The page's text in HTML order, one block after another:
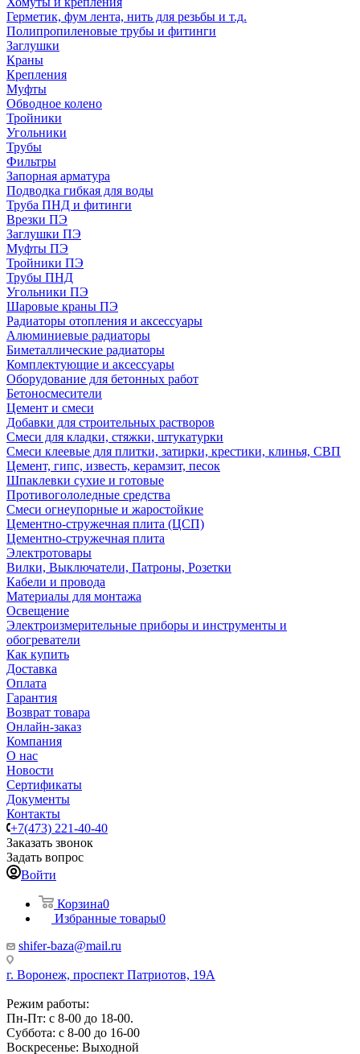
Герметик, фум лента, нить для резьбы и т.д.
Полипропиленовые трубы и фитинги
Заглушки
Краны
Крепления
Муфты
Обводное колено
Тройники
Угольники
Трубы
Фильтры
Запорная арматура
Подводка гибкая для воды
Труба ПНД и фитинги
Врезки ПЭ
Заглушки ПЭ
Муфты ПЭ
Тройники ПЭ
Трубы ПНД
Угольники ПЭ
Шаровые краны ПЭ
Радиаторы отопления и аксессуары
Алюминиевые радиаторы
Биметаллические радиаторы
Комплектующие и аксессуары
Оборудование для бетонных работ
Бетоносмесители
Цемент и смеси
Добавки для строительных растворов
Смеси для кладки, стяжки, штукатурки
Смеси клеевые для плитки, затирки, крестики, клинья, СВП
Цемент, гипс, известь, керамзит, песок
Шпаклевки сухие и готовые
Противогололедные средства
Смеси огнеупорные и жаростойкие
Цементно-стружечная плита (ЦСП)
Цементно-стружечная плита
Электротовары
Вилки, Выключатели, Патроны, Розетки
Кабели и провода
Материалы для монтажа
Освещение
Электроизмерительные приборы и инструменты и
обогреватели
Как купить
Доставка
Оплата
Гарантия
Возврат товара
Онлайн-заказ
Компания
О нас
Новости
Сертификаты
Документы
Контакты
+7(473) 221-40-40
Заказать звонок
Задать вопрос
Войти
Корзина0
Избранные товары0
shifer-baza@mail.ru
г. Воронеж, проспект Патриотов, 19А
Режим работы:
Пн-Пт: с 8-00 до 18-00.
Суббота: с 8-00 до 16-00
Воскресенье: Выходной